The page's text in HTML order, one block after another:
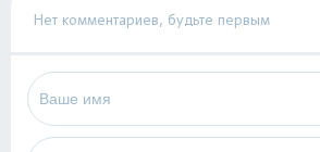
Нет комментариев, будьте первым